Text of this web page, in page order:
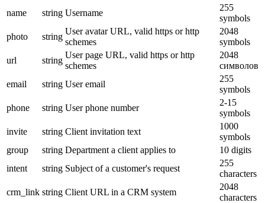
name string Username
255
symbols
photo
string
User avatar URL, valid https or http
schemes
2048
symbols
url
string
User page URL, valid https or http
schemes
2048
символов
email
string User email
255
symbols
phone
string User phone number
2-15
symbols
invite
string Client invitation text
1000
symbols
group
string Department a client applies to
10 digits
intent
string Subject of a customer's request
255
characters
crm_link string Client URL in a CRM system
2048
characters